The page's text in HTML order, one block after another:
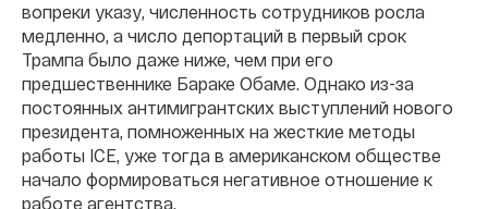
вопреки указу, численность сотрудников росла
медленно, а число депортаций в первый срок
Трампа было даже ниже, чем при его
предшественнике Бараке Обаме. Однако из-за
постоянных антимигрантских выступлений нового
президента, помноженных на жесткие методы
работы ICE, уже тогда в американском обществе
начало формироваться негативное отношение к
работе агентства.